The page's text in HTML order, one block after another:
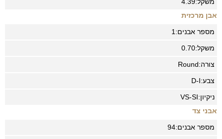
משקל:4.39
אבן מרכזית
מספר אבנים:1
משקל:0.70
צורה:Round
צבע:D-I
ניקיון:VS-SI
אבני צד
מספר אבנים:94